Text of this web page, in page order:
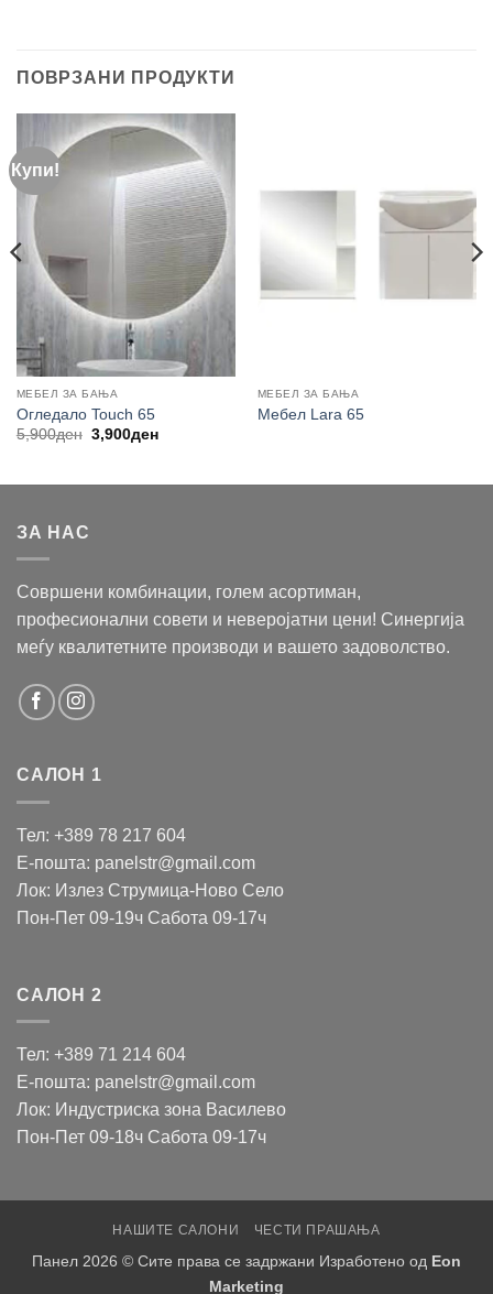
ПОВРЗАНИ ПРОДУКТИ
Купи!
МЕБЕЛ ЗА БАЊА
Огледало Touch 65
5,900ден Original
3,900денCurrent
МЕБЕЛ ЗА БАЊА
Мебел Lara 65
ЗА НАС
Совршени комбинации, голем асортиман,
професионални совети и неверојатни цени! Синергија
меѓу квалитетните производи и вашето задоволство.
САЛОН 1
Тел: +389 78 217 604
Е-пошта: panelstr@gmail.com
Лок: Излез Струмица-Ново Село
Пон-Пет 09-19ч Сабота 09-17ч
САЛОН 2
Тел: +389 71 214 604
Е-пошта: panelstr@gmail.com
Лок: Индустриска зона Василево
Пон-Пет 09-18ч Сабота 09-17ч
НАШИТЕ САЛОНИ ЧЕСТИ ПРАШАЊА
Панел 2026 © Сите права се задржани Изработено од Eon
Marketing